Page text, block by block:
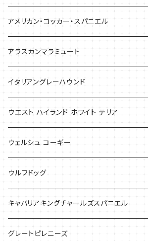
バッグ
アメリカン・コッカー・スパニエル
バッグ
Tシャツ
アラスカンマラミュート
Tシャツ
バッグ
ケース
イタリアングレーハウンド
ケース
バッグ
Tシャツ
ウエスト ハイランド ホワイト テリア
ケース
バッグ
ウェルシュ コーギー
Tシャツ
バッグ
ケース
ウルフドッグ
Tシャツ
キャバリアキングチャールズスパニエル
バッグ
グレートピレニーズ